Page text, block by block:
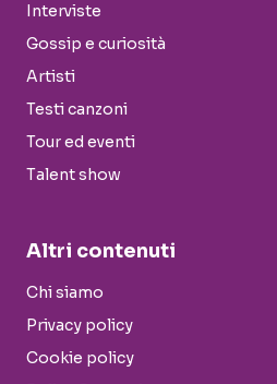
Interviste
Gossip e curiosità
Artisti
Testi canzoni
Tour ed eventi
Talent show
Altri contenuti
Chi siamo
Privacy policy
Cookie policy